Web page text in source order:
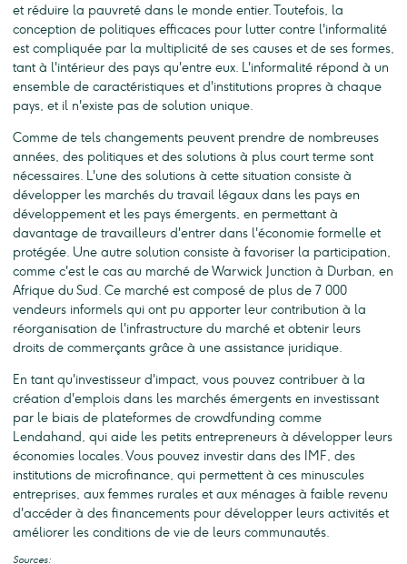
et réduire la pauvreté dans le monde entier. Toutefois, la
conception de politiques efficaces pour lutter contre l'informalité
est compliquée par la multiplicité de ses causes et de ses formes,
tant à l'intérieur des pays qu'entre eux. L'informalité répond à un
ensemble de caractéristiques et d'institutions propres à chaque
pays, et il n'existe pas de solution unique.
Comme de tels changements peuvent prendre de nombreuses
années, des politiques et des solutions à plus court terme sont
nécessaires. L'une des solutions à cette situation consiste à
développer les marchés du travail légaux dans les pays en
développement et les pays émergents, en permettant à
davantage de travailleurs d'entrer dans l'économie formelle et
protégée. Une autre solution consiste à favoriser la participation,
comme c'est le cas au marché de Warwick Junction à Durban, en
Afrique du Sud. Ce marché est composé de plus de 7 000
vendeurs informels qui ont pu apporter leur contribution à la
réorganisation de l'infrastructure du marché et obtenir leurs
droits de commerçants grâce à une assistance juridique.
En tant qu'investisseur d'impact, vous pouvez contribuer à la
création d'emplois dans les marchés émergents en investissant
par le biais de plateformes de crowdfunding comme
Lendahand, qui aide les petits entrepreneurs à développer leurs
économies locales. Vous pouvez investir dans des IMF, des
institutions de microfinance, qui permettent à ces minuscules
entreprises, aux femmes rurales et aux ménages à faible revenu
d'accéder à des financements pour développer leurs activités et
améliorer les conditions de vie de leurs communautés.
Sources: